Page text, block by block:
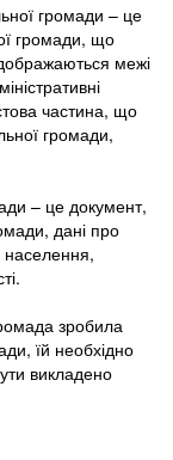
громади – це
громади, що
межі
частина, що
громади,
– це документ,
дані про
населення,
зробила
їй необхідно
викладено